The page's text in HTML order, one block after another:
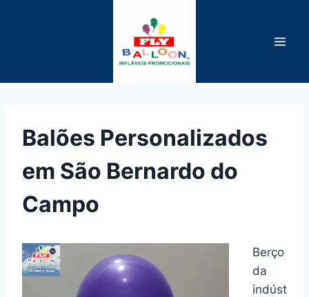
Balões Personalizados
em São Bernardo do
Campo
Berço
da
indúst